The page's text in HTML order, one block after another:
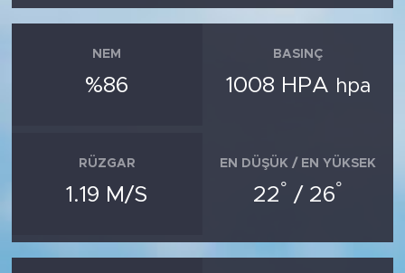
NEM
%86
BASINÇ
1008 HPA hpa
RÜZGAR
1.19 M/S
EN DÜŞÜK / EN YÜKSEK
22° / 26°
KADIN
SİYASET
MEDYA KÖŞESİ
FOTO GALERİ